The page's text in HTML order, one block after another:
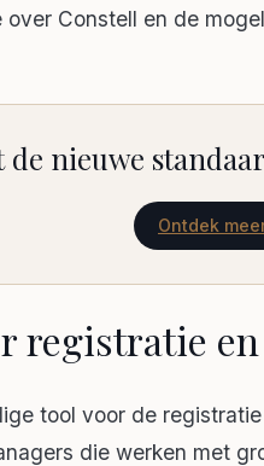
over Constell en de
de nieuwe
Ontdek
registratie
tool voor de
die werken met